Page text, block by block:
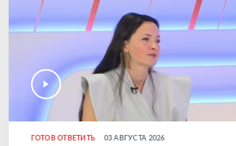
ГОТОВ ОТВЕТИТЬ 03 АВГУСТА 2026